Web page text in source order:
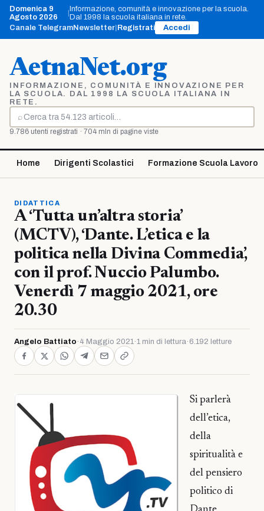
Vai
contenuto
Domenica 9
Agosto 2026
|Informazione, comunità e innovazione per la scuola.
Dal 1998 la scuola italiana in rete.
Canale TelegramNewsletter Registrati Accedi
AetnaNet.org
INFORMAZIONE, COMUNITÀ E INNOVAZIONE PER
LA SCUOLA. DAL 1998 LA SCUOLA ITALIANA IN
RETE.
⌕
Cerca
9.786 utenti registrati · 704 mln di pagine viste
Home Dirigenti Scolastici Formazione Scuola Lavoro
DIDATTICA
A ‘Tutta un’altra storia’
(MCTV), ‘Dante. L’etica e la
politica nella Divina Commedia’,
con il prof. Nuccio Palumbo.
Venerdì 7 maggio 2021, ore
20.30
Angelo Battiato · 4 Maggio 2021·1 min di lettura· 6.192 letture
Si parlerà
dell’etica,
della
spiritualità e
del pensiero
politico di